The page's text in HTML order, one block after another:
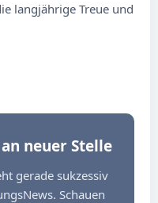
langjährige Treue und
neuer Stelle
gerade sukzessiv
Schauen